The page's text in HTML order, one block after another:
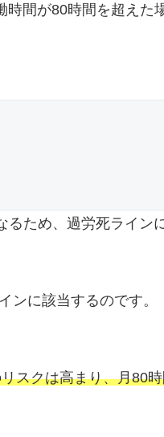
時間が80時間を超えた
るため、過労死ライン
ンに該当するのです。
スクは高まり、月80